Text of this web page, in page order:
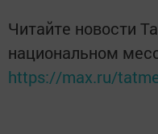
Читайте новости
национальном
https://max.ru/